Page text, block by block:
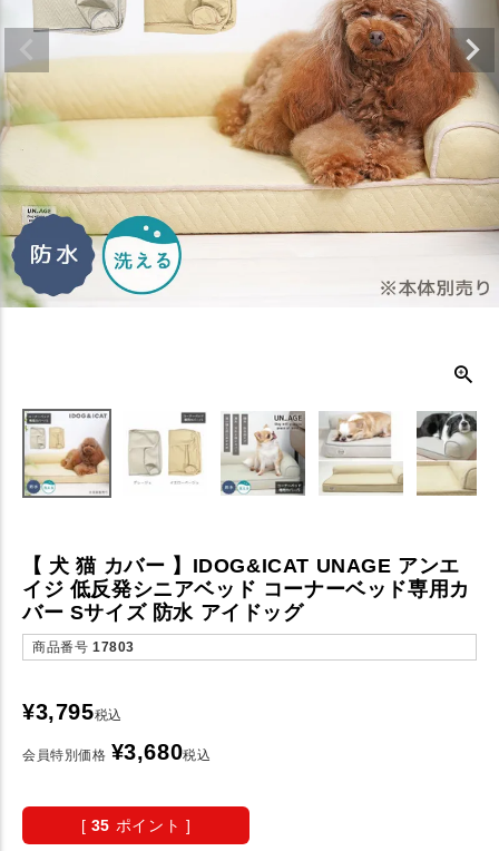
【 犬 猫 カバー 】IDOG&ICAT UNAGE アンエ
イジ 低反発シニアベッド コーナーベッド専用カ
バー Sサイズ 防水 アイドッグ
商品番号 17803
¥3,795税込
会員特別価格 ¥3,680税込
[ 35 ポイント ]